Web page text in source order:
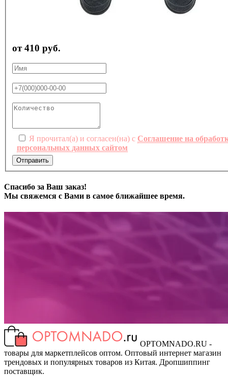
от 410 руб.
Я прочитал(а) и согласен(на) с Соглашение на
персональных данных сайтом
Отправить
Спасибо за Ваш заказ!
Мы свяжемся с Вами в самое ближайшее время.
OPTOMNADO.RU -
товары для маркетплейсов оптом. Оптовый интернет магазин
трендовых и популярных товаров из Китая. Дропшиппинг
поставщик.